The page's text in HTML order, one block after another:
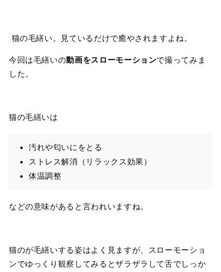
猫の毛繕い。見ているだけで癒やされますよね。
今回は毛繕いの動画をスローモーションで撮ってみま
した。
猫の毛繕いは
汚れや匂いにをとる
ストレス解消（リラックス効果）
体温調整
などの意味があると言われいますね。
猫のが毛繕いする姿はよく見ますが、スローモーショ
ンでゆっくり観察してみるとザラザラして舌でしっか